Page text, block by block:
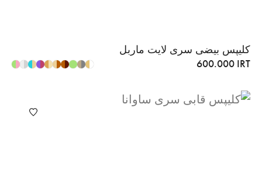
کلیپس بیضی سری لایت ماربل
600.000 IRT